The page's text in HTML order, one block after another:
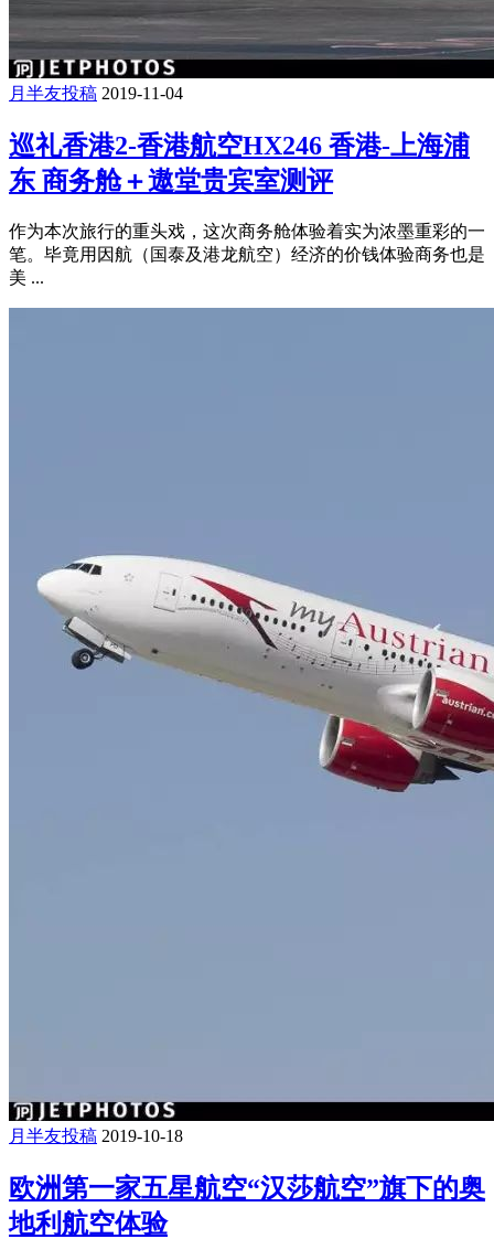
月半友投稿 2019-11-04
巡礼香港2-香港航空HX246 香港-上海浦
东 商务舱＋遨堂贵宾室测评
作为本次旅行的重头戏，这次商务舱体验着实为浓墨重彩的一
笔。毕竟用因航（国泰及港龙航空）经济的价钱体验商务也是
美 ...
月半友投稿 2019-10-18
欧洲第一家五星航空“汉莎航空”旗下的奥
地利航空体验